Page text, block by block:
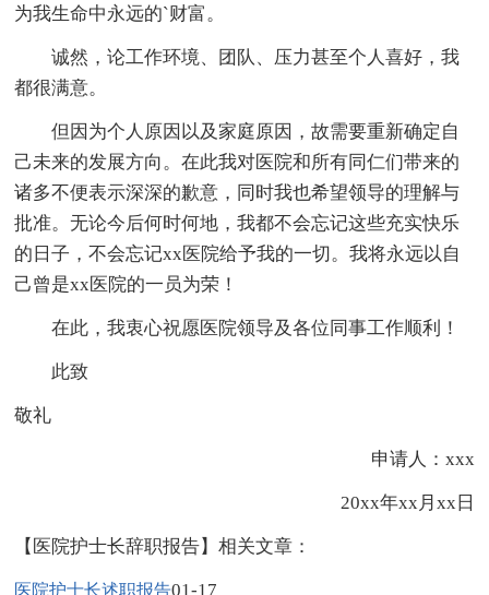
为我生命中永远的`财富。
诚然，论工作环境、团队、压力甚至个人喜好，我
都很满意。
但因为个人原因以及家庭原因，故需要重新确定自
己未来的发展方向。在此我对医院和所有同仁们带来的
诸多不便表示深深的歉意，同时我也希望领导的理解与
批准。无论今后何时何地，我都不会忘记这些充实快乐
的日子，不会忘记xx医院给予我的一切。我将永远以自
己曾是xx医院的一员为荣！
在此，我衷心祝愿医院领导及各位同事工作顺利！
此致
敬礼
申请人：xxx
20xx年xx月xx日
【医院护士长辞职报告】相关文章：
医院护士长述职报告01-17